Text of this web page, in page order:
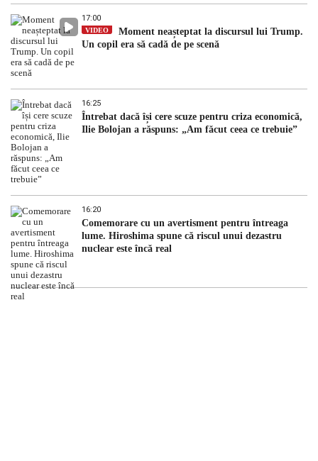
17:00
VIDEO
Moment neașteptat la discursul lui Trump.
Un copil era să cadă de pe scenă
16:25
Întrebat dacă își cere scuze pentru criza economică,
Ilie Bolojan a răspuns: „Am făcut ceea ce trebuie”
16:20
Comemorare cu un avertisment pentru întreaga
lume. Hiroshima spune că riscul unui dezastru
nuclear este încă real